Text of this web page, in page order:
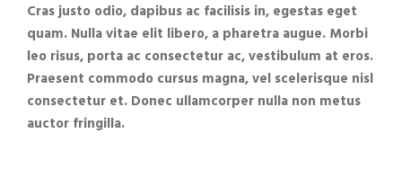
Cras justo odio, dapibus ac facilisis in, egestas eget
quam. Nulla vitae elit libero, a pharetra augue. Morbi
leo risus, porta ac consectetur ac, vestibulum at eros.
Praesent commodo cursus magna, vel scelerisque nisl
consectetur et. Donec ullamcorper nulla non metus
auctor fringilla.